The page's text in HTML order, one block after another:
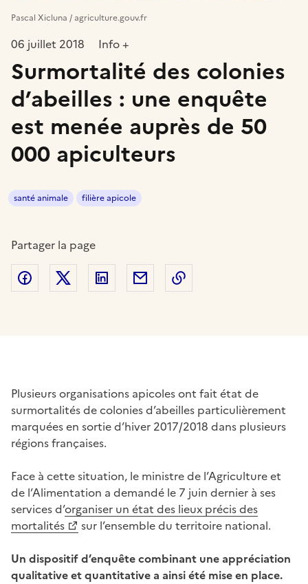
Pascal Xicluna / agriculture.gouv.fr
06 juillet 2018 Info +
Surmortalité des colonies
d’abeilles : une enquête
est menée auprès de 50
000 apiculteurs
santé animale filière apicole
Partager la page
Partager sur Facebook
Partager sur Twitter
Partager sur LinkedIn
Partager par email
Plusieurs organisations apicoles ont fait état de
surmortalités de colonies d’abeilles particulièrement
marquées en sortie d’hiver 2017/2018 dans plusieurs
régions françaises.
Face à cette situation, le ministre de l’Agriculture et
de l’Alimentation a demandé le 7 juin dernier à ses
services d’organiser un état des lieux précis des
mortalités
sur l’ensemble du territoire national.
Un dispositif d’enquête combinant une appréciation
qualitative et quantitative a ainsi été mise en place.